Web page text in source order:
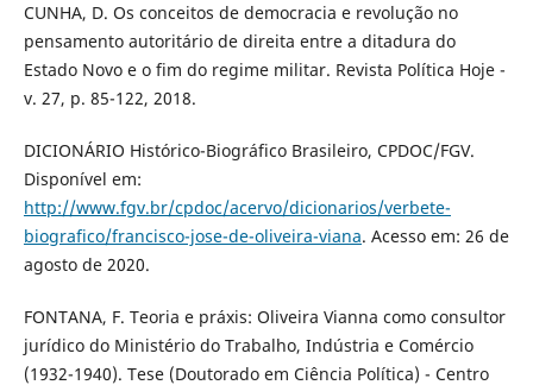
CUNHA, D. Os conceitos de democracia e revolução no
pensamento autoritário de direita entre a ditadura do
Estado Novo e o fim do regime militar. Revista Política Hoje -
v. 27, p. 85-122, 2018.
DICIONÁRIO Histórico-Biográfico Brasileiro, CPDOC/FGV.
Disponível em:
http://www.fgv.br/cpdoc/acervo/dicionarios/verbete-
biografico/francisco-jose-de-oliveira-viana. Acesso em: 26 de
agosto de 2020.
FONTANA, F. Teoria e práxis: Oliveira Vianna como consultor
jurídico do Ministério do Trabalho, Indústria e Comércio
(1932-1940). Tese (Doutorado em Ciência Política) - Centro